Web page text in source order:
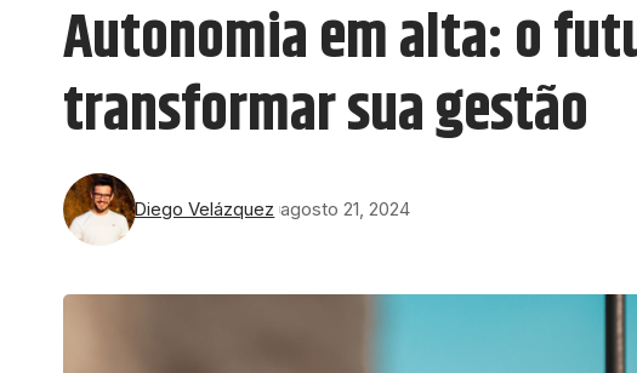
Autonomia em alta: o
transformar sua gestão
Diego Velázquez agosto 21, 2024